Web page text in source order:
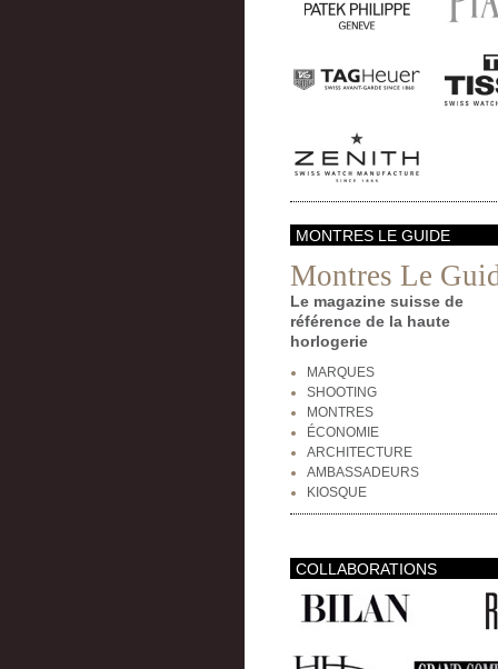
MONTRES LE GUIDE
Montres Le
Le magazine suisse de
référence de la haute
horlogerie
MARQUES
SHOOTING
MONTRES
ÉCONOMIE
ARCHITECTURE
AMBASSADEURS
KIOSQUE
COLLABORATIONS